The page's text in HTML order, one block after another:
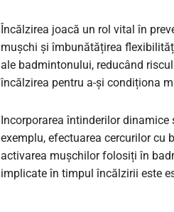
Încălzirea joacă un rol vital în
mușchi și îmbunătățirea
ale badmintonului, reducând
încălzirea pentru a-și condiționa
Incorporarea întinderilor
exemplu, efectuarea cercurilor cu
activarea mușchilor folosiți în
implicate în timpul încălzirii este